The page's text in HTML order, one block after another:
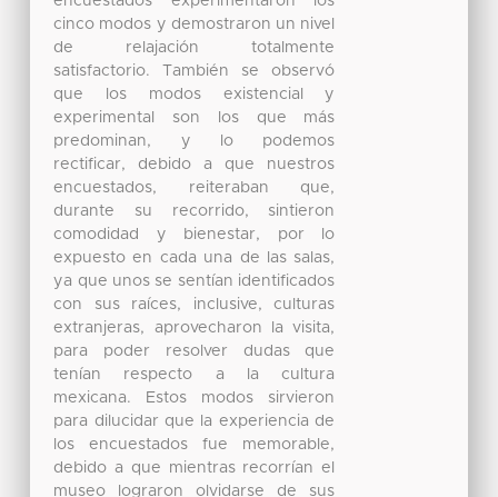
cinco modos y demostraron un nivel
de relajación totalmente
satisfactorio. También se observó
que los modos existencial y
experimental son los que más
predominan, y lo podemos
rectificar, debido a que nuestros
encuestados, reiteraban que,
durante su recorrido, sintieron
comodidad y bienestar, por lo
expuesto en cada una de las salas,
ya que unos se sentían identificados
con sus raíces, inclusive, culturas
extranjeras, aprovecharon la visita,
para poder resolver dudas que
tenían respecto a la cultura
mexicana. Estos modos sirvieron
para dilucidar que la experiencia de
los encuestados fue memorable,
debido a que mientras recorrían el
museo lograron olvidarse de sus